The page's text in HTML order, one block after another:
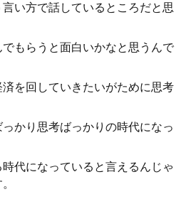
い方で話しているところだと思
もらうと面白いかなと思うんで
を回していきたいがために思考
かり思考ばっかりの時代になっ
代になっていると言えるんじゃ